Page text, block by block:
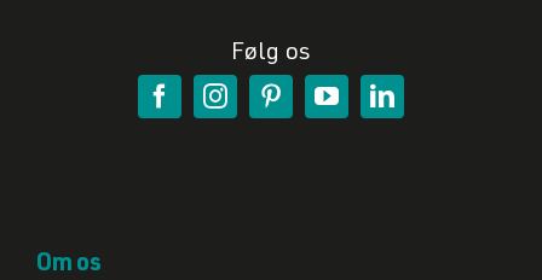
Følg os
Om os